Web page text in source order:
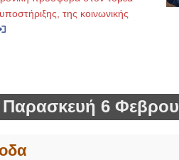
της κοινωνικής
Παρασκευή 6